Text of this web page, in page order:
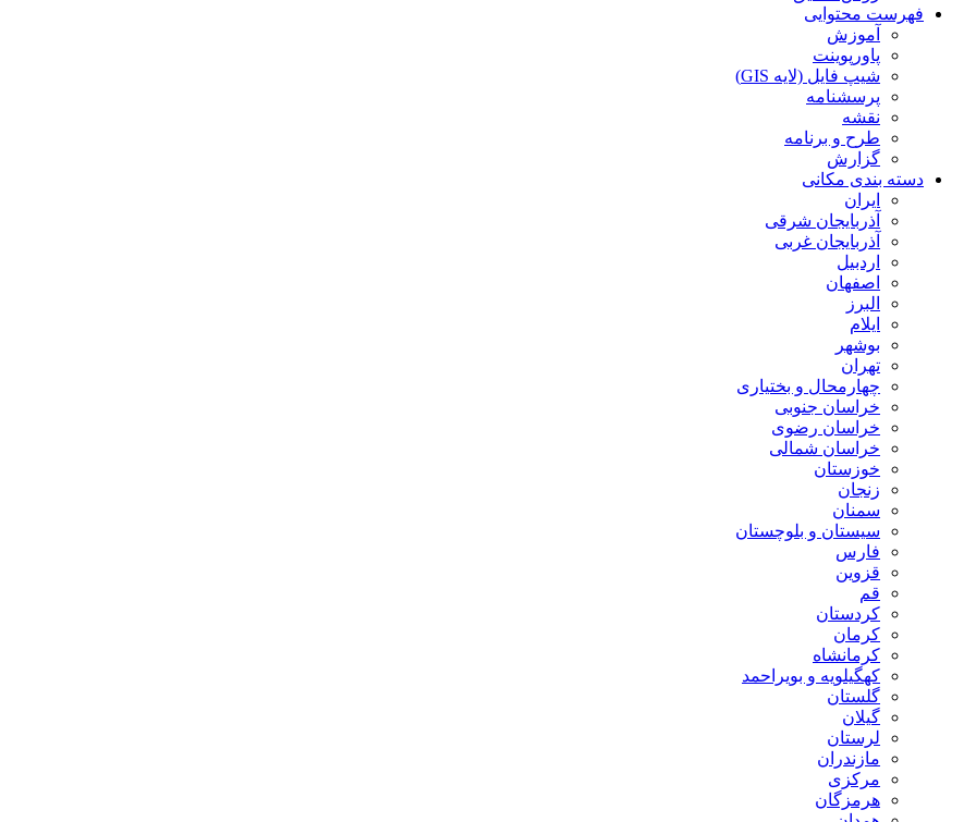
فهرست محتوایی
آموزش
پاورپوینت
شیپ فایل (لایه GIS)
پرسشنامه
نقشه
طرح و برنامه
گزارش
دسته بندی مکانی
ایران
آذربایجان شرقی
آذربایجان غربی
اردبیل
اصفهان
البرز
ایلام
بوشهر
تهران
چهارمحال و بختیاری
خراسان جنوبی
خراسان رضوی
خراسان شمالی
خوزستان
زنجان
سمنان
سیستان و بلوچستان
فارس
قزوین
قم
کردستان
کرمان
کرمانشاه
کهگیلویه و بویراحمد
گلستان
گیلان
لرستان
مازندران
مرکزی
هرمزگان